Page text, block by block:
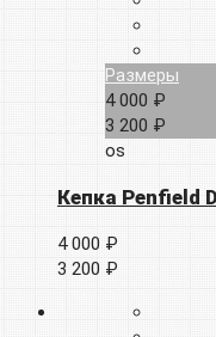
Размеры
4 000 ₽
3 200 ₽
os
Кепка Penfield
4 000 ₽
3 200 ₽